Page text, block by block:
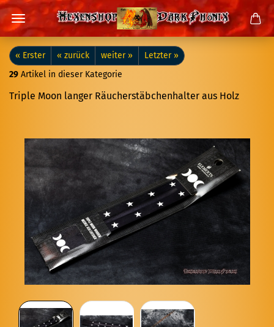
« Erster « zurück weiter »
Letzter »
29 Artikel in dieser Kategorie
Trip­le Moon lan­ger Räu­cher­stäb­chen­hal­ter aus Holz